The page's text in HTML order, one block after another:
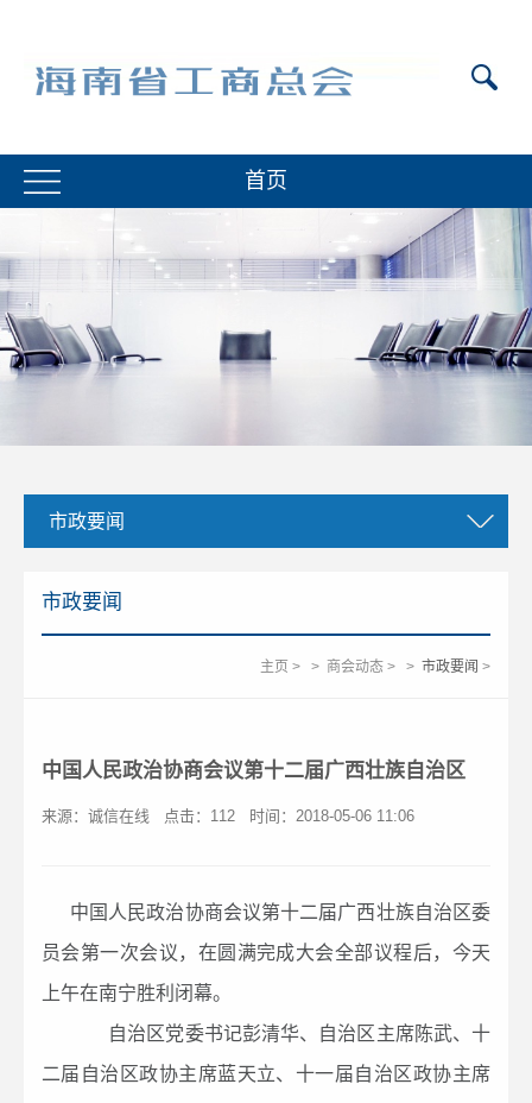
首页
市政要闻
市政要闻
主页 > > 商会动态 > > 市政要闻 >
中国人民政治协商会议第十二届广西壮族自治区
来源：诚信在线 点击： 112 时间：2018-05-06 11:06
中国人民政治协商会议第十二届广西壮族自治区委
员会第一次会议，在圆满完成大会全部议程后，今天
上午在南宁胜利闭幕。
自治区党委书记彭清华、自治区主席陈武、十
二届自治区政协主席蓝天立、十一届自治区政协主席